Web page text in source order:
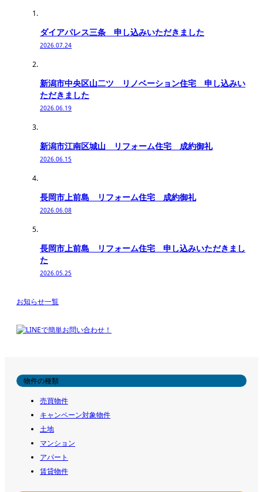
ダイアパレス三条 申し込みいただきました
2026.07.24
新潟市中央区山二ツ リノベーション住宅 申し込みい
ただきました
2026.06.19
新潟市江南区城山 リフォーム住宅 成約御礼
2026.06.15
長岡市上前島 リフォーム住宅 成約御礼
2026.06.08
長岡市上前島 リフォーム住宅 申し込みいただきまし
た
2026.05.25
お知らせ一覧
物件の種類
売買物件
キャンペーン対象物件
土地
マンション
アパート
賃貸物件